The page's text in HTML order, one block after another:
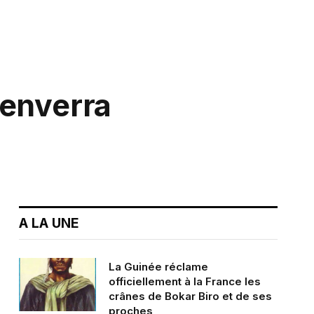
A LA UNE
La Guinée réclame
officiellement à la France les
crânes de Bokar Biro et de ses
proches